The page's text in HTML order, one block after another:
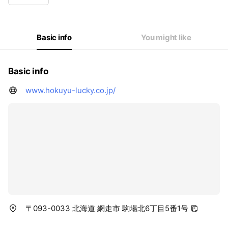
Basic info You might like
Basic info
www.hokuyu-lucky.co.jp/
〒093-0033 北海道 網走市 駒場北6丁目5番1号